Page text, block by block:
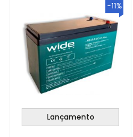
-11%
Lançamento